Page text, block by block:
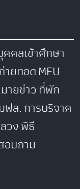
คลเข้าศึกษา
ายทอดMFU
ายข่าวที่พัก
ฟล.การบริจาค
วงพิธี
บถาม